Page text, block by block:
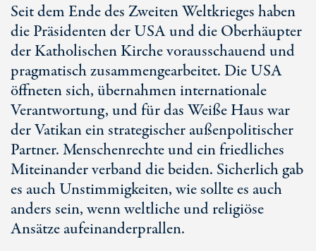
Seit dem Ende des Zweiten Weltkrieges haben
die Präsidenten der USA und die Oberhäupter
der Katholischen Kirche vorausschauend und
pragmatisch zusammengearbeitet. Die USA
öffneten sich, übernahmen internationale
Verantwortung, und für das Weiße Haus war
der Vatikan ein strategischer außenpolitischer
Partner. Menschenrechte und ein friedliches
Miteinander verband die beiden. Sicherlich gab
es auch Unstimmigkeiten, wie sollte es auch
anders sein, wenn weltliche und religiöse
Ansätze aufeinanderprallen.